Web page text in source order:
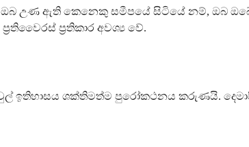
ඔබ උණ ඇති කෙනෙකු සමීපයේ සිටියේ නම්, ඔබ
ප්‍රතිකාර අවශ්‍ය වේ.
ඉතිහාසය ශක්තිමත්ම පුරෝකථනය කරුණයි.